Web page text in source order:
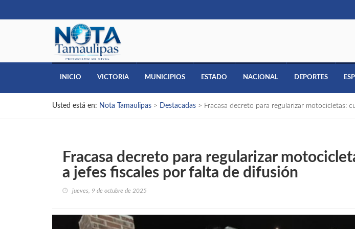
INICIO VICTORIA MUNICIPIOS ESTADO NACIONAL DEPORTES
Usted está en: Nota Tamaulipas > Destacadas > Fracasa decreto para regularizar motocicletas:
Fracasa decreto para regularizar
a jefes fiscales por falta de difusión
jueves, 9 de octubre de 2025